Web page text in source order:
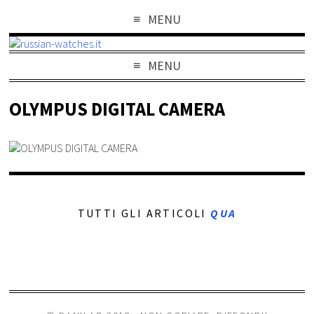
MENU
MENU
OLYMPUS DIGITAL CAMERA
TUTTI GLI ARTICOLI QUA